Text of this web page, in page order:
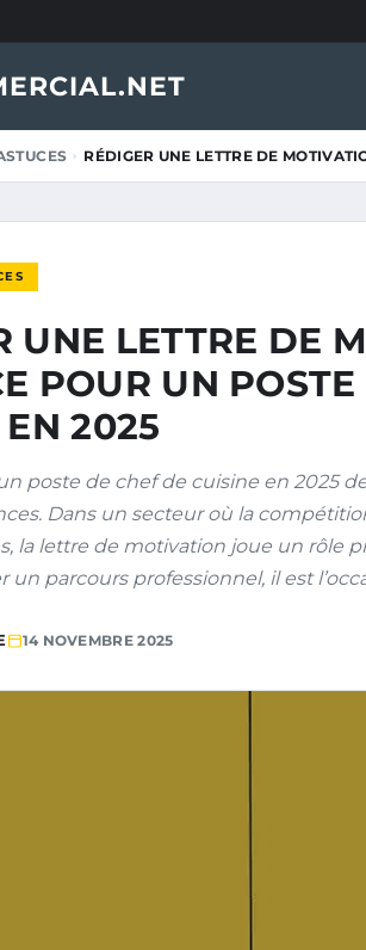
RÉDIGER UNE LETTRE DE
UNE LETTRE DE
POUR UN
2025
poste de chef de cuisine en 2025
Dans un secteur où la
la lettre de motivation joue un rôle
un parcours professionnel, il est
14 NOVEMBRE 2025